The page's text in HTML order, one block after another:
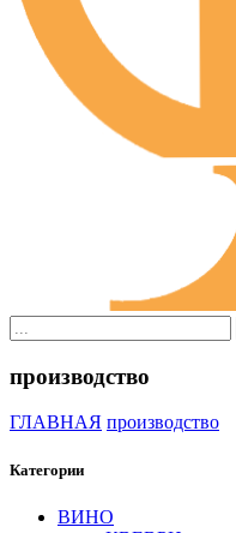
производство
ГЛАВНАЯ производство
Категории
ВИНО